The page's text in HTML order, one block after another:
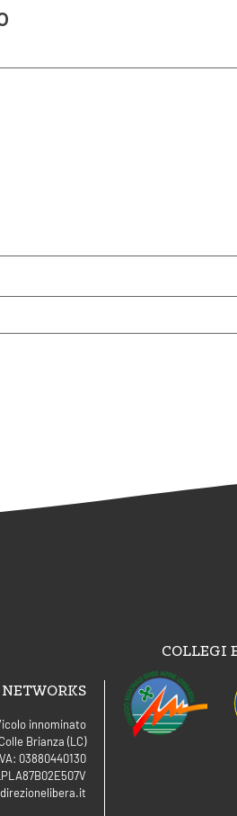
innominato
Brianza (LC)
03880440130
COLLEGI